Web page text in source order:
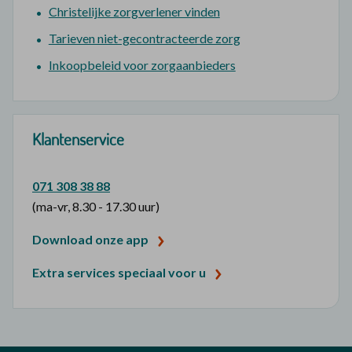
Christelijke zorgverlener vinden
Tarieven niet-gecontracteerde zorg
Inkoopbeleid voor zorgaanbieders
Klantenservice
071 308 38 88
(ma-vr, 8.30 - 17.30 uur)
Download onze app
Extra services speciaal voor u